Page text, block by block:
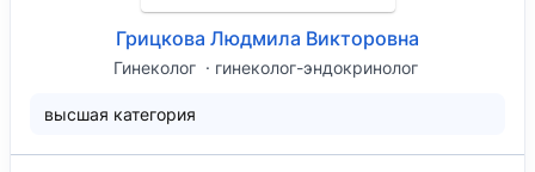
Грицкова Людмила Викторовна
Гинеколог гинеколог-эндокринолог
высшая категория